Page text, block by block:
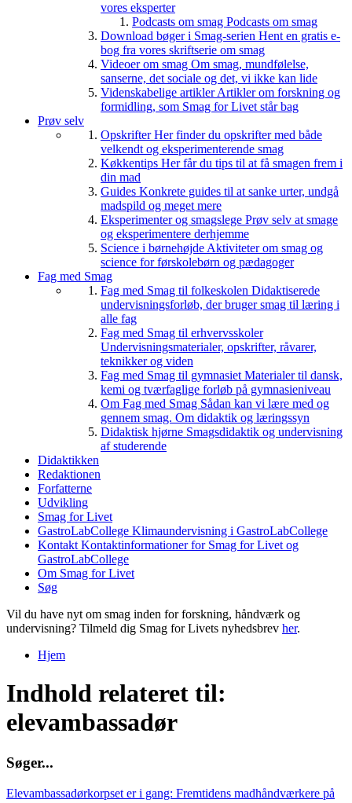
vores eksperter
Podcasts om smag Podcasts om smag
Download bøger i Smag-serien Hent en gratis e-
bog fra vores skriftserie om smag
Videoer om smag Om smag, mundfølelse,
sanserne, det sociale og det, vi ikke kan lide
Videnskabelige artiklerArtikler om forskning og
formidling, som Smag for Livet står bag
Prøv selv
OpskrifterHer finder du opskrifter med både
velkendt og eksperimenterende smag
Køkkentips Her får du tips til at få smagen frem i
din mad
Guides Konkrete guides til at sanke urter, undgå
madspild og meget mere
Eksperimenter og smagslege Prøv selv at smage
og eksperimentere derhjemme
Science i børnehøjde Aktiviteter om smag og
science for førskolebørn og pædagoger
Fag med Smag
Fag med Smag til folkeskolen Didaktiserede
undervisningsforløb, der bruger smag til læring i
alle fag
Fag med Smag til erhvervsskoler
Undervisningsmaterialer, opskrifter, råvarer,
teknikker og viden
Fag med Smag til gymnasiet Materialer til dansk,
kemi og tværfaglige forløb på gymnasieniveau
Om Fag med Smag Sådan kan vi lære med og
gennem smag. Om didaktik og læringssyn
Didaktisk hjørne Smagsdidaktik og undervisning
af studerende
Didaktikken
Redaktionen
Forfatterne
Udvikling
Smag for Livet
GastroLabCollege Klimaundervisning i GastroLabCollege
Kontakt Kontaktinformationer for Smag for Livet og
GastroLabCollege
Om Smag for Livet
Søg
Vil du have nyt om smag inden for forskning, håndværk og
undervisning? Tilmeld dig Smag for Livets nyhedsbrev her.
Hjem
Indhold relateret til:
elevambassadør
Søger...
Elevambassadørkorpset er i gang: Fremtidens madhåndværkere på